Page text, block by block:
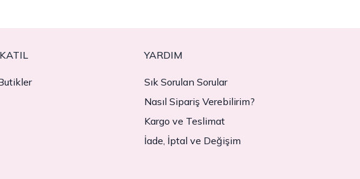
YARDIM
Sık Sorulan Sorular
Nasıl Sipariş Verebilirim?
Kargo ve Teslimat
İade, İptal ve Değişim